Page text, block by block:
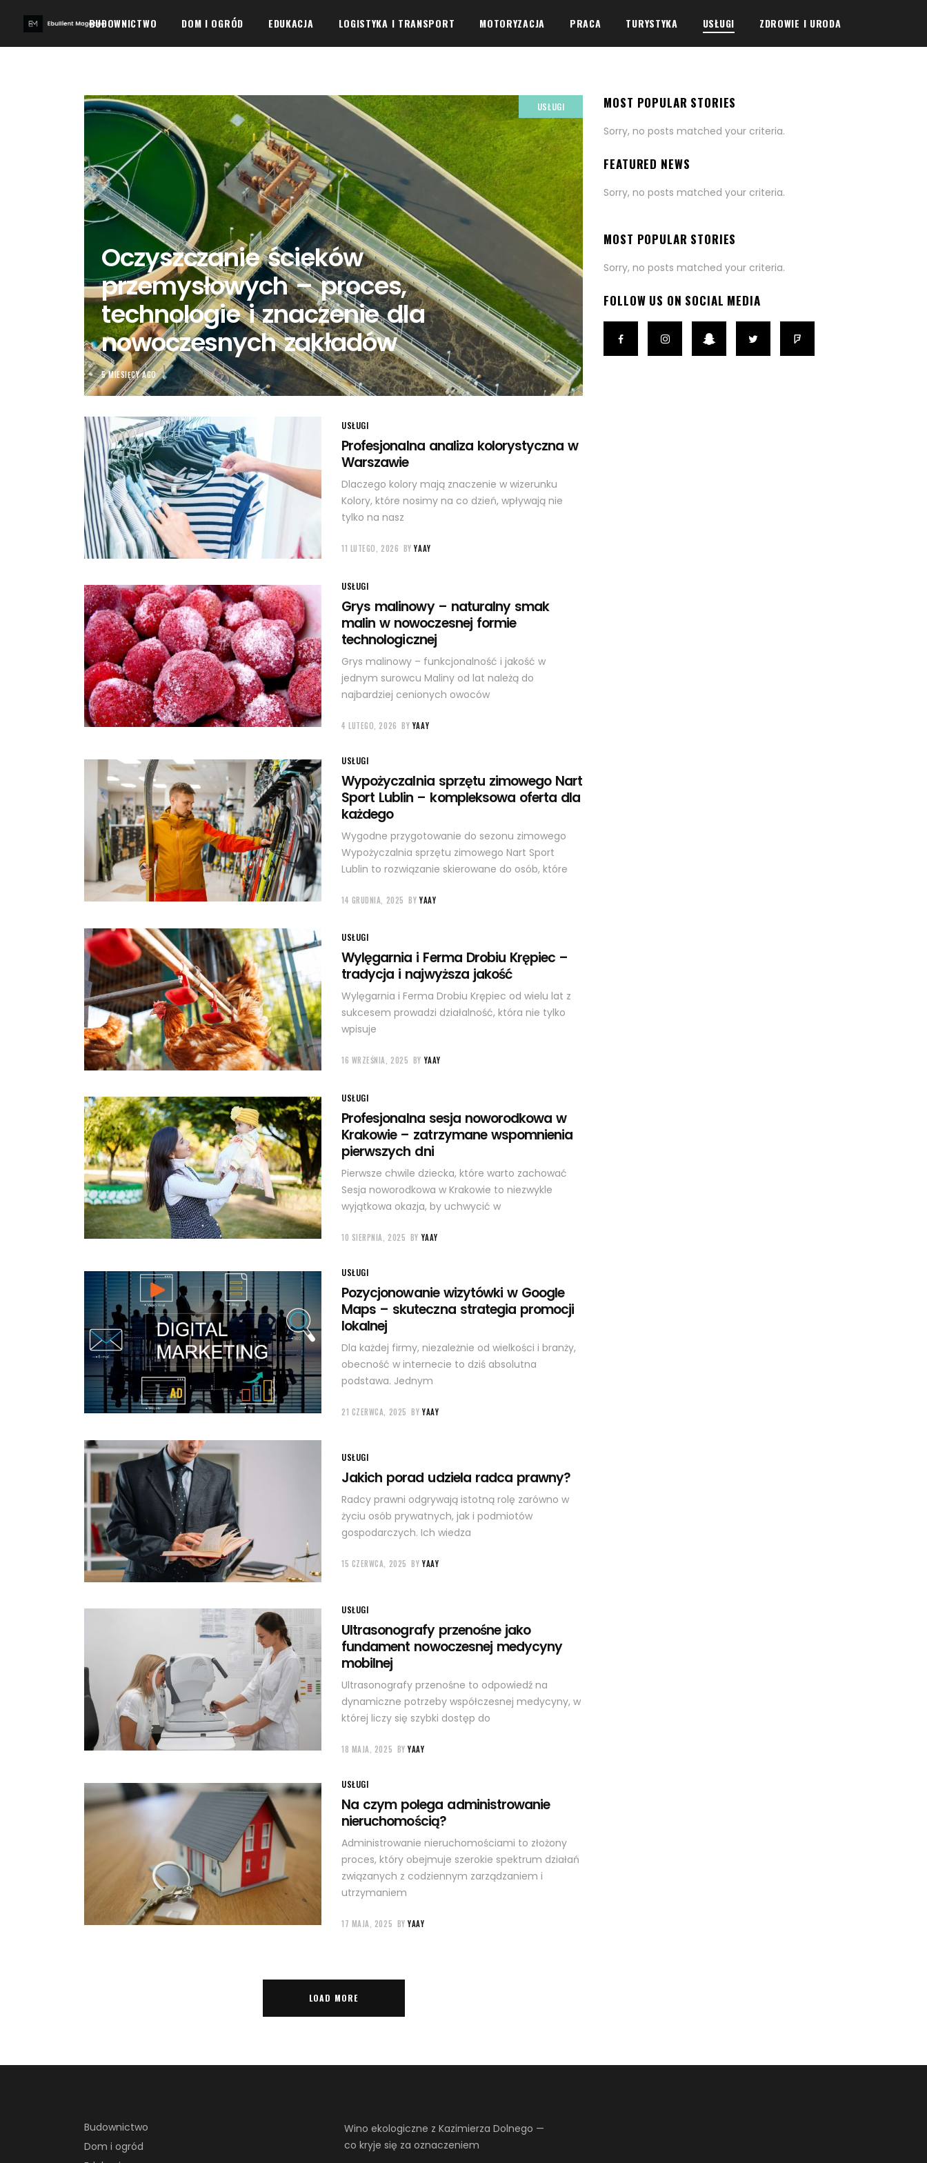
BUDOWNICTWO DOM I OGRÓD EDUKACJA LOGISTYKA I TRANSPORT MOTORYZACJA PRACA TURYSTYKA USŁUGI ZDROWIE I URODA
USŁUGI
Oczyszczanie ścieków
przemysłowych – proces,
technologie i znaczenie dla
nowoczesnych zakładów
5 MIESIĘCY AGO
USŁUGI
Profesjonalna analiza kolorystyczna w
Warszawie
Dlaczego kolory mają znaczenie w wizerunku
Kolory, które nosimy na co dzień, wpływają nie
tylko na nasz
11 LUTEGO, 2026 BY YAAY
USŁUGI
Grys malinowy – naturalny smak
malin w nowoczesnej formie
technologicznej
Grys malinowy – funkcjonalność i jakość w
jednym surowcu Maliny od lat należą do
najbardziej cenionych owoców
4 LUTEGO, 2026 BY YAAY
USŁUGI
Wypożyczalnia sprzętu zimowego Nart
Sport Lublin – kompleksowa oferta dla
każdego
Wygodne przygotowanie do sezonu zimowego
Wypożyczalnia sprzętu zimowego Nart Sport
Lublin to rozwiązanie skierowane do osób, które
14 GRUDNIA, 2025 BY YAAY
USŁUGI
Wylęgarnia i Ferma Drobiu Krępiec –
tradycja i najwyższa jakość
Wylęgarnia i Ferma Drobiu Krępiec od wielu lat z
sukcesem prowadzi działalność, która nie tylko
wpisuje
16 WRZEŚNIA, 2025 BY YAAY
USŁUGI
Profesjonalna sesja noworodkowa w
Krakowie – zatrzymane wspomnienia
pierwszych dni
Pierwsze chwile dziecka, które warto zachować
Sesja noworodkowa w Krakowie to niezwykle
wyjątkowa okazja, by uchwycić w
10 SIERPNIA, 2025 BY YAAY
USŁUGI
Pozycjonowanie wizytówki w Google
Maps – skuteczna strategia promocji
lokalnej
Dla każdej firmy, niezależnie od wielkości i branży,
obecność w internecie to dziś absolutna
podstawa. Jednym
21 CZERWCA, 2025 BY YAAY
USŁUGI
Jakich porad udziela radca prawny?
Radcy prawni odgrywają istotną rolę zarówno w
życiu osób prywatnych, jak i podmiotów
gospodarczych. Ich wiedza
15 CZERWCA, 2025 BY YAAY
USŁUGI
Ultrasonografy przenośne jako
fundament nowoczesnej medycyny
mobilnej
Ultrasonografy przenośne to odpowiedź na
dynamiczne potrzeby współczesnej medycyny, w
której liczy się szybki dostęp do
18 MAJA, 2025 BY YAAY
USŁUGI
Na czym polega administrowanie
nieruchomością?
Administrowanie nieruchomościami to złożony
proces, który obejmuje szerokie spektrum działań
związanych z codziennym zarządzaniem i
utrzymaniem
17 MAJA, 2025 BY YAAY
LOAD MORE
MOST POPULAR STORIES
Sorry, no posts matched your criteria.
FEATURED NEWS
Sorry, no posts matched your criteria.
MOST POPULAR STORIES
Sorry, no posts matched your criteria.
FOLLOW US ON SOCIAL MEDIA
Budownictwo
Dom i ogród
Wino ekologiczne z Kazimierza Dolnego —
co kryje się za oznaczeniem